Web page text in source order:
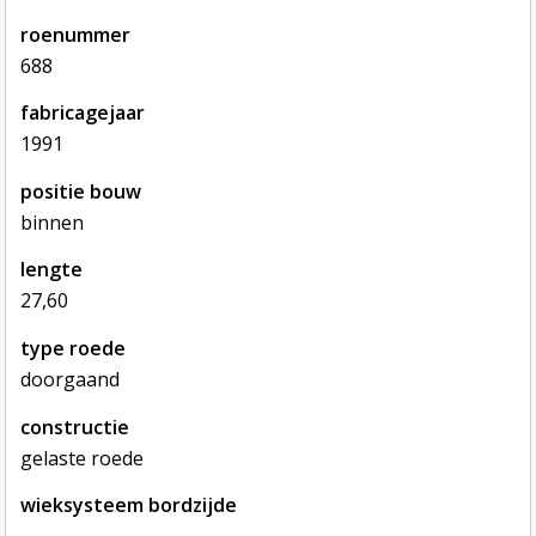
roenummer
688
fabricagejaar
1991
positie bouw
binnen
lengte
27,60
type roede
doorgaand
constructie
gelaste roede
wieksysteem bordzijde